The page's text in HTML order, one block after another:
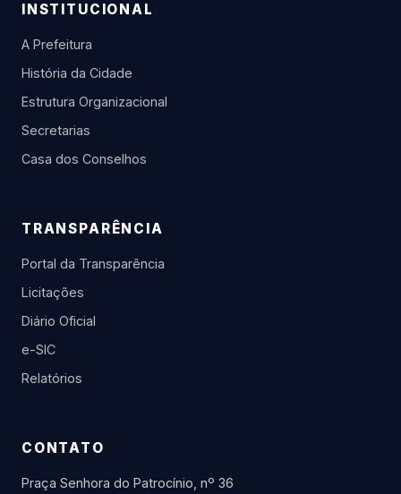
INSTITUCIONAL
A Prefeitura
História da Cidade
Estrutura Organizacional
Secretarias
Casa dos Conselhos
TRANSPARÊNCIA
Portal da Transparência
Licitações
Diário Oficial
e-SIC
Relatórios
CONTATO
Praça Senhora do Patrocínio, nº 36